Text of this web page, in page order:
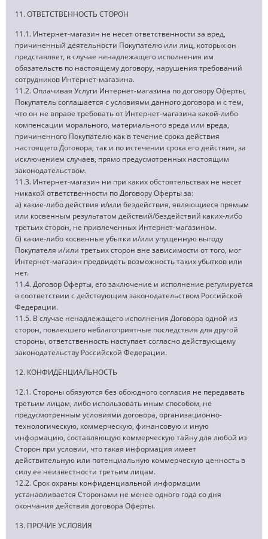
11. ОТВЕТСТВЕННОСТЬ СТОРОН
11.1. Интернет-магазин не несет ответственности за вред,
причиненный деятельности Покупателю или лиц, которых он
представляет, в случае ненадлежащего исполнения им
обязательств по настоящему договору, нарушения требований
сотрудников Интернет-магазина.
11.2. Оплачивая Услуги Интернет-магазина по договору Оферты,
Покупатель соглашается с условиями данного договора и с тем,
что он не вправе требовать от Интернет-магазина какой-либо
компенсации морального, материального вреда или вреда,
причиненного Покупателю как в течение срока действия
настоящего Договора, так и по истечении срока его действия, за
исключением случаев, прямо предусмотренных настоящим
законодательством.
11.3. Интернет-магазин ни при каких обстоятельствах не несет
никакой ответственности по Договору Оферты за:
а) какие-либо действия и/или бездействия, являющиеся прямым
или косвенным результатом действий/бездействий каких-либо
третьих сторон, не привлеченных Интернет-магазином.
б) какие-либо косвенные убытки и/или упущенную выгоду
Покупателя и/или третьих сторон вне зависимости от того, мог
Интернет-магазин предвидеть возможность таких убытков или
нет.
11.4. Договор Оферты, его заключение и исполнение регулируется
в соответствии с действующим законодательством Российской
Федерации.
11.5. В случае ненадлежащего исполнения Договора одной из
сторон, повлекшего неблагоприятные последствия для другой
стороны, ответственность наступает согласно действующему
законодательству Российской Федерации.
12. КОНФИДЕНЦИАЛЬНОСТЬ
12.1. Стороны обязуются без обоюдного согласия не передавать
третьим лицам, либо использовать иным способом, не
предусмотренным условиями договора, организационно-
технологическую, коммерческую, финансовую и иную
информацию, составляющую коммерческую тайну для любой из
Сторон при условии, что такая информация имеет
действительную или потенциальную коммерческую ценность в
силу ее неизвестности третьим лицам.
12.2. Срок охраны конфиденциальной информации
устанавливается Сторонами не менее одного года со дня
окончания действия договора Оферты.
13. ПРОЧИЕ УСЛОВИЯ